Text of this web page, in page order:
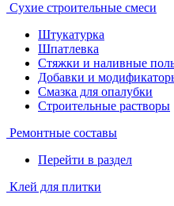
Сухие строительные смеси
Штукатурка
Шпатлевка
Стяжки и наливные
Добавки и
Смазка для опалубки
Строительные растворы
Ремонтные составы
Перейти в раздел
Клей для плитки